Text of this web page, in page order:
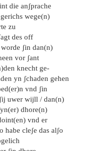
die anʃprache
wege(n)
zu
des off
ʃin dan(n)
vor ʃant
knecht ge-
yn ʃchaden gehen
vnd ʃin
uwer wijll / dan(n)
dhore(n)
vnd er
cleʃe das alʃo